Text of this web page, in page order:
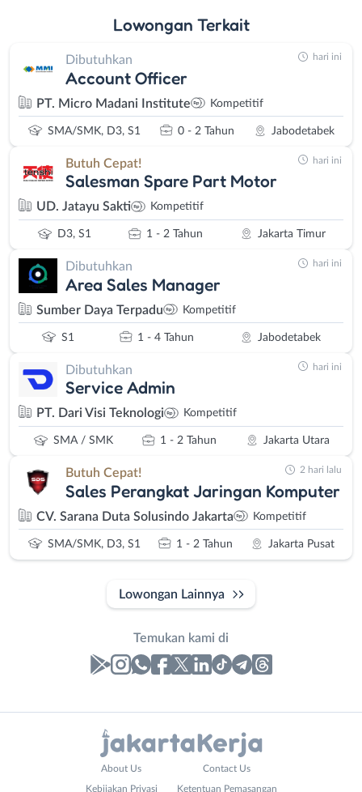
Lowongan Terkait
Dibutuhkan
Account Officer
PT. Micro Madani Institute Kompetitif
SMA/SMK, D3, S1 0 - 2 Tahun Jabodetabek
hari ini
Butuh Cepat!
Salesman Spare Part Motor
UD. Jatayu Sakti Kompetitif
D3, S1 1 - 2 Tahun Jakarta Timur
hari ini
Dibutuhkan
Area Sales Manager
Sumber Daya Terpadu Kompetitif
S1 1 - 4 Tahun Jabodetabek
hari ini
Dibutuhkan
Service Admin
PT. Dari Visi Teknologi Kompetitif
SMA / SMK 1 - 2 Tahun Jakarta Utara
hari ini
Butuh Cepat!
Sales Perangkat Jaringan Komputer
CV. Sarana Duta Solusindo Jakarta Kompetitif
SMA/SMK, D3, S1 1 - 2 Tahun Jakarta Pusat
2 hari lalu
Lowongan Lainnya
Temukan kami di
About Us Contact Us
Kebijakan Privasi Ketentuan Pemasangan